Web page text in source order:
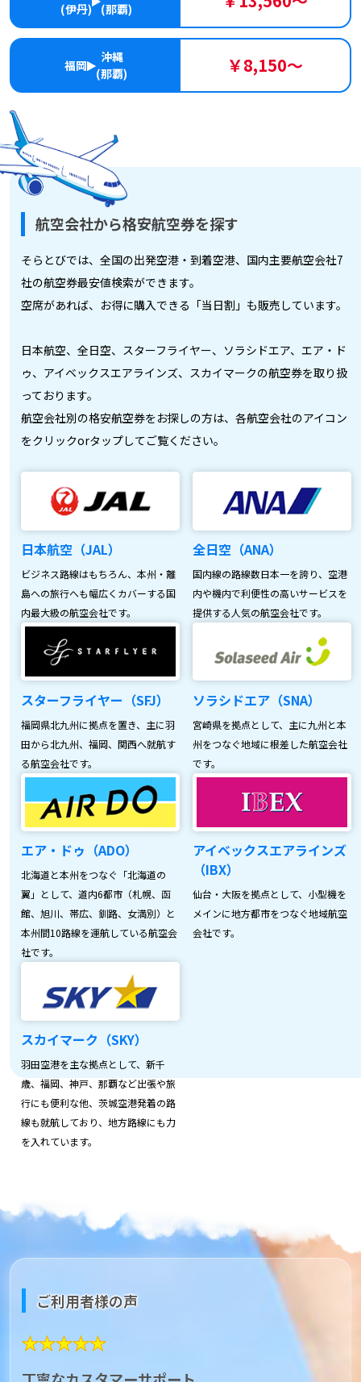
(伊丹)
(那覇)
福岡
沖縄
(那覇)
￥8,150～
航空会社から格安航空券を探す
そらとびでは、全国の出発空港・到着空港、国内主要航空会社7
社の航空券最安値検索ができます。
空席があれば、お得に購入できる「当日割」も販売しています。
日本航空、全日空、スターフライヤー、ソラシドエア、エア・ド
ゥ、アイベックスエアラインズ、スカイマークの航空券を取り扱
っております。
航空会社別の格安航空券をお探しの方は、各航空会社のアイコン
をクリックorタップしてご覧ください。
日本航空（JAL）
ビジネス路線はもちろん、本州・離
島への旅行へも幅広くカバーする国
内最大級の航空会社です。
全日空（ANA）
国内線の路線数日本一を誇り、空港
内や機内で利便性の高いサービスを
提供する人気の航空会社です。
スターフライヤー（SFJ）
福岡県北九州に拠点を置き、主に羽
田から北九州、福岡、関西へ就航す
る航空会社です。
ソラシドエア（SNA）
宮崎県を拠点として、主に九州と本
州をつなぐ地域に根差した航空会社
です。
エア・ドゥ（ADO）
北海道と本州をつなぐ「北海道の
翼」として、道内6都市（札幌、函
館、旭川、帯広、釧路、女満別）と
本州間10路線を運航している航空会
社です。
アイベックスエアラインズ
（IBX）
仙台・大阪を拠点として、小型機を
メインに地方都市をつなぐ地域航空
会社です。
スカイマーク（SKY）
羽田空港を主な拠点として、新千
歳、福岡、神戸、那覇など出張や旅
行にも便利な他、茨城空港発着の路
線も就航しており、地方路線にも力
を入れています。
ご利用者様の声
★★★★★